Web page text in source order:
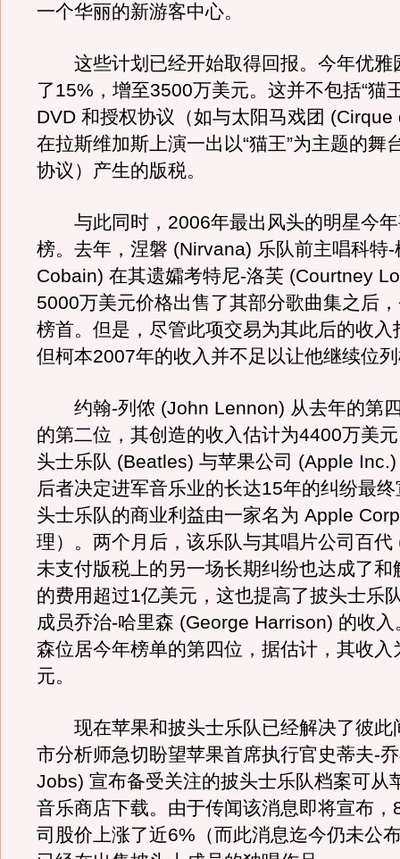
一个华丽的新游客中心。
这些计划已经开始取得回报。今年优雅
了15%，增至3500万美元。这并不包括“猫
DVD 和授权协议（如与太阳马戏团
在拉斯维加斯上演一出以“猫王”为主题的舞
协议）产生的版税。
与此同时，2006年最出风头的明星今年
榜。去年，涅磐 (Nirvana) 乐队前主唱科特
Cobain) 在其遗孀考特尼-洛芙 (Courtney
5000万美元价格出售了其部分歌曲集之后
榜首。但是，尽管此项交易为其此后的收入
但柯本2007年的收入并不足以让他继续位
约翰-列侬 (John Lennon) 从去年的第
的第二位，其创造的收入估计为4400万美
头士乐队 (Beatles) 与苹果公司 (Apple
后者决定进军音乐业的长达15年的纠纷最
头士乐队的商业利益由一家名为 Apple
理）。两个月后，该乐队与其唱片公司百代
未支付版税上的另一场长期纠纷也达成了和
的费用超过1亿美元，这也提高了披头士乐
成员乔治-哈里森 (George Harrison) 的收
森位居今年榜单的第四位，据估计，其收入
元。
现在苹果和披头士乐队已经解决了彼此
市分析师急切盼望苹果首席执行官史蒂夫-
Jobs) 宣布备受关注的披头士乐队档案可从
音乐商店下载。由于传闻该消息即将宣布，
司股价上涨了近6%（而此消息迄今仍未公